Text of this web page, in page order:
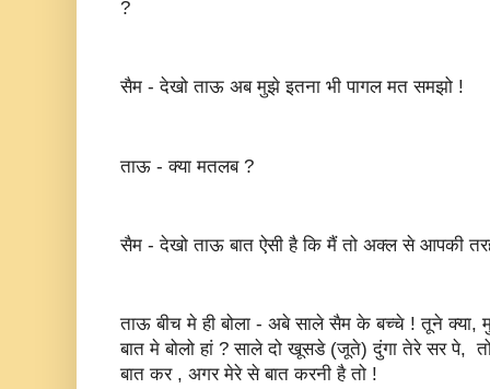
?
सैम - देखो ताऊ अब मुझे इतना भी पागल मत समझो !
ताऊ - क्या मतलब ?
सैम - देखो ताऊ बात ऐसी है कि मैं तो अक्ल से आपकी
ताऊ बीच मे ही बोला - अबे साले सैम के बच्चे ! तूने क्या,
बात मे बोलो हां ? साले दो खूसडे (जूते) दुंगा तेरे सर पे, तो
बात कर , अगर मेरे से बात करनी है तो !